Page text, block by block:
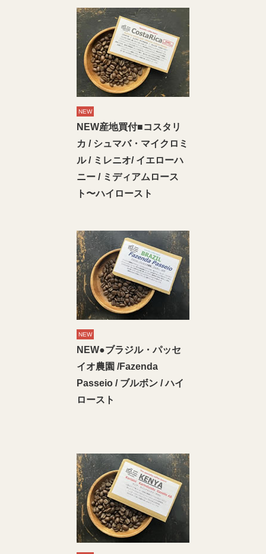
NEW
NEW産地買付■コスタリ
カ / シュマバ・マイクロミ
ル / ミレニオ/ イエローハ
ニー / ミディアムロース
ト〜ハイロースト
NEW
NEW●ブラジル・パッセ
イオ農園 /Fazenda
Passeio / ブルボン / ハイ
ロースト